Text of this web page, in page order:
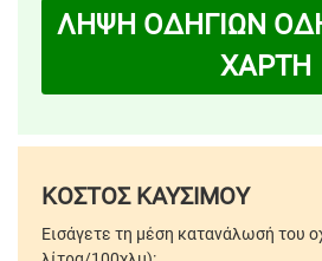
ΛΗΨΗ ΟΔΗΓΙΩΝ
ΧΑΡΤΗ
ΚΟΣΤΟΣ ΚΑΥΣΙΜΟΥ
Εισάγετε τη μέση κατανάλωσή του